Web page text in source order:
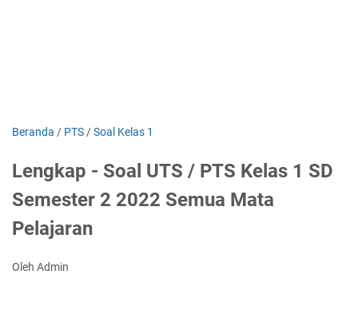
Beranda / PTS /Soal Kelas 1
Lengkap - Soal UTS / PTS Kelas 1 SD
Semester 2 2022 Semua Mata
Pelajaran
Oleh Admin